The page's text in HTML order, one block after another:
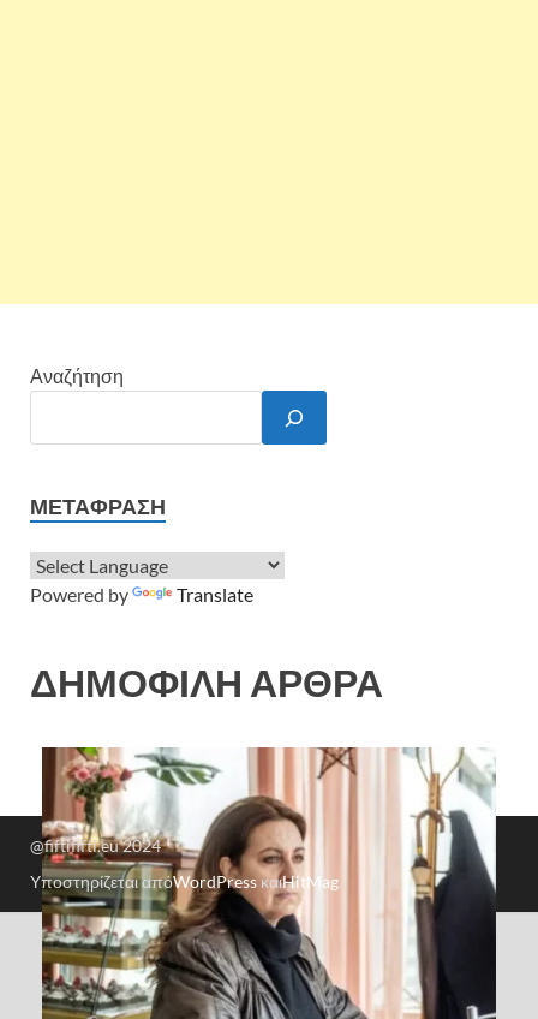
Αναζήτηση
ΜΕΤΆΦΡΑΣΗ
Powered by Translate
ΔΗΜΟΦΙΛΗ ΑΡΘΡΑ
@fiftififti.eu 2024
Υποστηρίζεται απόWordPress καιHitMag.